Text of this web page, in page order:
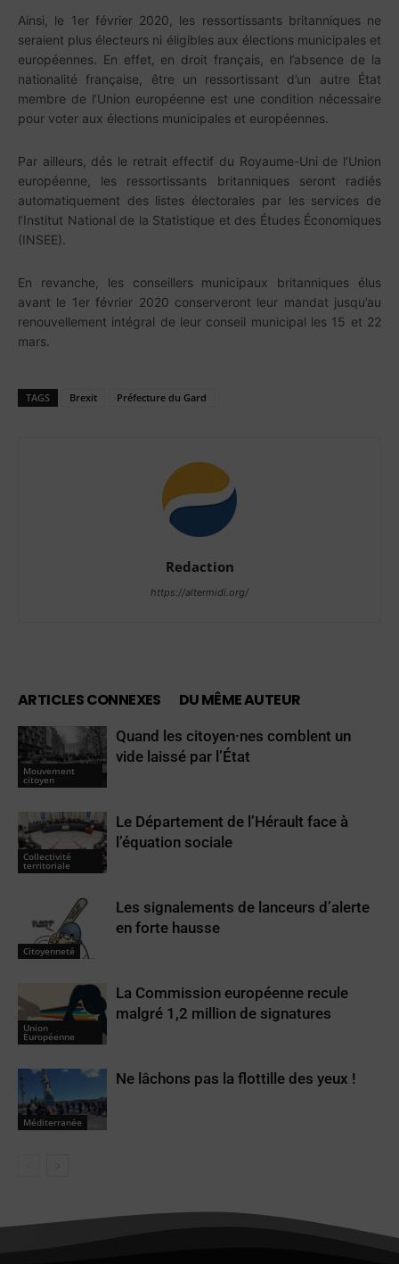
Ainsi, le 1er février 2020, les ressortissants britanniques ne
seraient plus électeurs ni éligibles aux élections municipales et
européennes. En effet, en droit français, en l’absence de la
nationalité française, être un ressortissant d’un autre État
membre de l’Union européenne est une condition nécessaire
pour voter aux élections municipales et européennes.
Par ailleurs, dés le retrait effectif du Royaume-Uni de l’Union
européenne, les ressortissants britanniques seront radiés
automatiquement des listes électorales par les services de
l’Institut National de la Statistique et des Études Économiques
(INSEE).
En revanche, les conseillers municipaux britanniques élus
avant le 1er février 2020 conserveront leur mandat jusqu’au
renouvellement intégral de leur conseil municipal les 15 et 22
mars.
TAGS Brexit Préfecture du Gard
Redaction
https://altermidi.org/
ARTICLES CONNEXES DU MÊME AUTEUR
Mouvement
citoyen
Quand les citoyen·nes comblent un
vide laissé par l’État
Collectivité
territoriale
Le Département de l’Hérault face à
l’équation sociale
Citoyenneté
Les signalements de lanceurs d’alerte
en forte hausse
Union
Européenne
La Commission européenne recule
malgré 1,2 million de signatures
Méditerranée
Ne lâchons pas la flottille des yeux !